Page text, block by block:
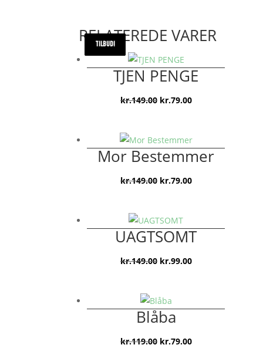
RELATEREDE VARER
TILBUD!
TJEN PENGE
kr.149.00 Den
var:
kr.149.00.
kr.79.00Den
er:
kr.79.00.
TILBUD!
Mor Bestemmer
kr.149.00 Den
var:
kr.149.00.
kr.79.00Den
er:
kr.79.00.
TILBUD!
UAGTSOMT
kr.149.00 Den
var:
kr.149.00.
kr.99.00Den
er:
TILBUD!
Blåba
kr.119.00 Den
kr.79.00Den